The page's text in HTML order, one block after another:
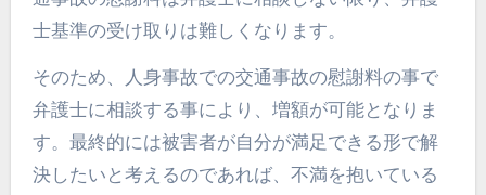
士基準の受け取りは難しくなります。
そのため、人身事故での交通事故の慰謝料の事で
弁護士に相談する事により、増額が可能となりま
す。最終的には被害者が自分が満足できる形で解
決したいと考えるのであれば、不満を抱いている